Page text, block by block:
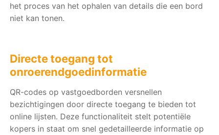
het proces van het ophalen van details die een bord
niet kan tonen.
Directe toegang tot
onroerendgoedinformatie
QR-codes op vastgoedborden versnellen
bezichtigingen door directe toegang te bieden tot
online lijsten. Deze functionaliteit stelt potentiële
kopers in staat om snel gedetailleerde informatie op